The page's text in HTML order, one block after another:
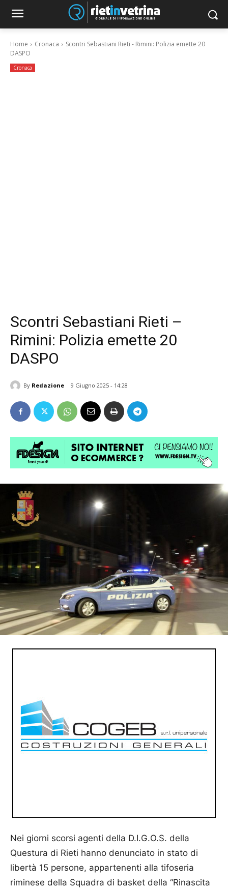
Home Cronaca
Scontri Sebastiani Rieti - Rimini: Polizia emette 20
DASPO
Cronaca
Scontri Sebastiani Rieti –
Rimini: Polizia emette 20
DASPO
By Redazione 9 Giugno 2025 - 14:28
Nei giorni scorsi agenti della D.I.G.O.S. della
Questura di Rieti hanno denunciato in stato di
libertà 15 persone, appartenenti alla tifoseria
riminese della Squadra di basket della “Rinascita